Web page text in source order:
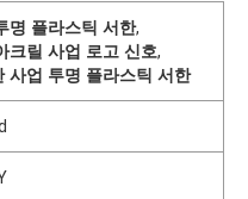
명 플라스틱 서한,
크릴 사업 로고 신호,
사업 투명 플라스틱 서한